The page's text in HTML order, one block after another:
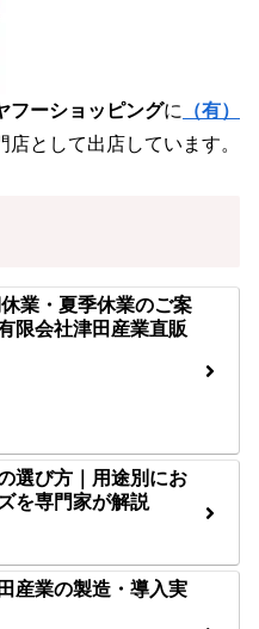
フーショッピングに
（有）
店として出店しています。
業・夏季休業のご案
限会社津田産業直販
選び方｜用途別にお
を専門家が解説
産業の製造・導入実